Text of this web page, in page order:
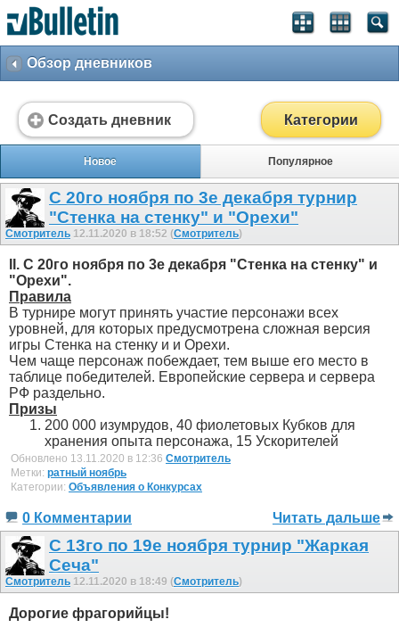
Обзор дневников
Создать дневник Категории
Новое Популярное
С 20го ноября по 3е декабря турнир
"Стенка на стенку" и "Орехи"
Смотритель 12.11.2020 в 18:52 (Смотритель)
II. С 20го ноября по 3е декабря "Стенка на стенку" и
"Орехи".
Правила
В турнире могут принять участие персонажи всех
уровней, для которых предусмотрена сложная версия
игры Стенка на стенку и и Орехи.
Чем чаще персонаж побеждает, тем выше его место в
таблице победителей. Европейские сервера и сервера
РФ раздельно.
Призы
200 000 изумрудов, 40 фиолетовых Кубков для
хранения опыта персонажа, 15 Ускорителей
Обновлено 13.11.2020 в 12:36 Смотритель
Метки: ратный ноябрь
Категории: Объявления о Конкурсах
0 Комментарии Читать дальше
С 13го по 19е ноября турнир "Жаркая
Сеча"
Смотритель 12.11.2020 в 18:49 (Смотритель)
Дорогие фрагорийцы!